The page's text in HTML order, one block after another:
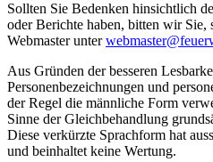
Sollten Sie Bedenken hinsichtlich
oder Berichte haben, bitten wir Sie,
Webmaster unter
Aus Gründen der besseren
Personenbezeichnungen und
der Regel die männliche Form
Sinne der Gleichbehandlung
Diese verkürzte Sprachform hat
und beinhaltet keine Wertung.